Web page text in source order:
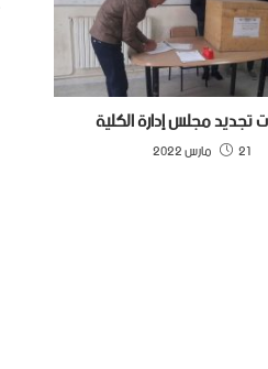
تجديد مجلس إدارة الكلية
21 مارس 2022